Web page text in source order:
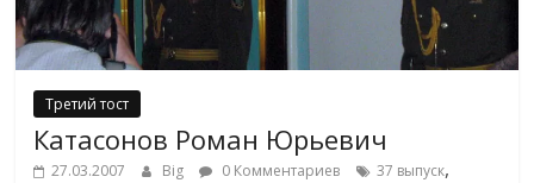
Третий тост
Катасонов Роман Юрьевич
27.03.2007 Big 0 Комментариев 37 выпуск,